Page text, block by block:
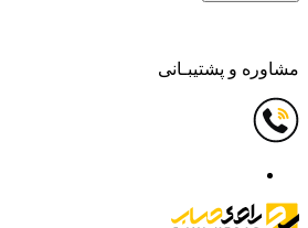
مشاوره و پشتیبـانی